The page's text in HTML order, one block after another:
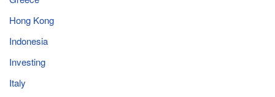
Hong Kong
Indonesia
Investing
Italy